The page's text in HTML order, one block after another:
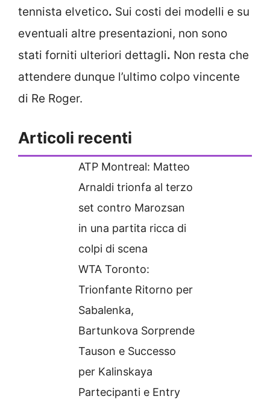
tennista elvetico. Sui costi dei modelli e su
eventuali altre presentazioni, non sono
stati forniti ulteriori dettagli. Non resta che
attendere dunque l’ultimo colpo vincente
di Re Roger.
Articoli recenti
ATP Montreal: Matteo
Arnaldi trionfa al terzo
set contro Marozsan
in una partita ricca di
colpi di scena
WTA Toronto:
Trionfante Ritorno per
Sabalenka,
Bartunkova Sorprende
Tauson e Successo
per Kalinskaya
Partecipanti e Entry